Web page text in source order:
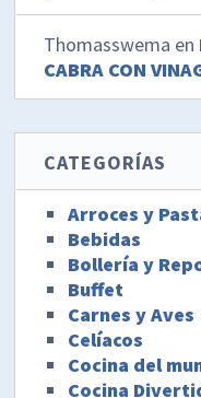
Thomasswema en
CABRA CON
CATEGORÍAS
Arroces y
Bebidas
Bollería y
Buffet
Carnes y Aves
Celíacos
Cocina del
Cocina